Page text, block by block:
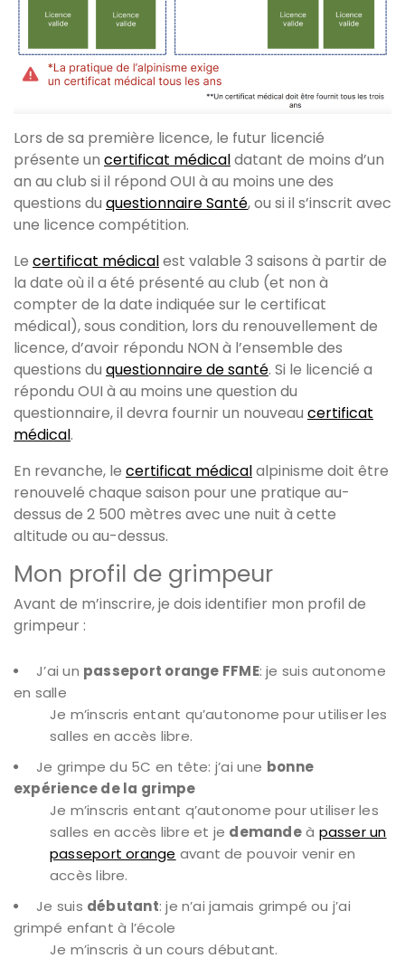
Lors de sa première licence, le futur licencié
présente un certificat médicaldatant de moins d’un
an au club si il répond OUI à au moins une des
questions du questionnaire Santé, ou si il s’inscrit avec
une licence compétition.
Le certificat médicalest valable 3 saisons à partir de
la date où il a été présenté au club (et non à
compter de la date indiquée sur le certificat
médical), sous condition, lors du renouvellement de
licence, d’avoir répondu NON à l’ensemble des
questions du questionnaire de santé. Si le licencié a
répondu OUI à au moins une question du
questionnaire, il devra fournir un nouveau certificat
médical.
En revanche, le certificat médicalalpinisme doit être
renouvelé chaque saison pour une pratique au-
dessus de 2 500 mètres avec une nuit à cette
altitude ou au-dessus.
Mon profil de grimpeur
Avant de m’inscrire, je dois identifier mon profil de
grimpeur :
J’ai un passeport orange FFME: je suis autonome
en salle
Je m’inscris entant qu’autonome pour utiliser les
salles en accès libre.
Je grimpe du 5C en tête: j’ai une bonne
expérience de la grimpe
Je m’inscris entant q’autonome pour utiliser les
salles en accès libre et je demandeà passer un
passeport orange avant de pouvoir venir en
accès libre.
Je suis débutant: je n’ai jamais grimpé ou j’ai
grimpé enfant à l’école
Je m’inscris à un cours débutant.